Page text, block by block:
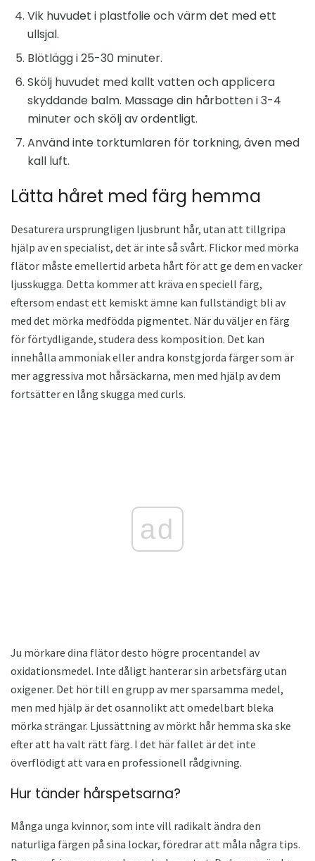
Vik huvudet i plastfolie och värm det med ett
ullsjal.
Blötlägg i 25-30 minuter.
Skölj huvudet med kallt vatten och applicera
skyddande balm. Massage din hårbotten i 3-4
minuter och skölj av ordentligt.
Använd inte torktumlaren för torkning, även med
kall luft.
Lätta håret med färg hemma
Desaturera ursprungligen ljusbrunt hår, utan att tillgripa
hjälp av en specialist, det är inte så svårt. Flickor med mörka
flätor måste emellertid arbeta hårt för att ge dem en vacker
ljusskugga. Detta kommer att kräva en speciell färg,
eftersom endast ett kemiskt ämne kan fullständigt bli av
med det mörka medfödda pigmentet. När du väljer en färg
för förtydligande, studera dess komposition. Det kan
innehålla ammoniak eller andra konstgjorda färger som är
mer aggressiva mot hårsäckarna, men med hjälp av dem
fortsätter en lång skugga med curls.
ad
Ju mörkare dina flätor desto högre procentandel av
oxidationsmedel. Inte dåligt hanterar sin arbetsfärg utan
oxigener. Det hör till en grupp av mer sparsamma medel,
men med hjälp är det osannolikt att omedelbart bleka
mörka strängar. Ljussättning av mörkt hår hemma ska ske
efter att ha valt rätt färg. I det här fallet är det inte
överflödigt att vara en professionell rådgivning.
Hur tänder hårspetsarna?
Många unga kvinnor, som inte vill radikalt ändra den
naturliga färgen på sina lockar, föredrar att måla några tips.